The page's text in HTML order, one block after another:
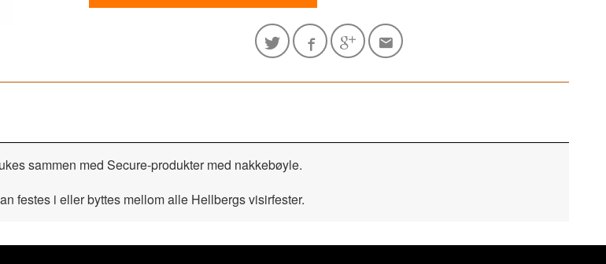
sammen med Secure-produkter med nakkebøyle.
festes i eller byttes mellom alle Hellbergs visirfester.